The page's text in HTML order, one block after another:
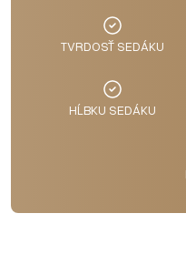
TVRDOSŤ SEDÁKU
HĹBKU SEDÁKU